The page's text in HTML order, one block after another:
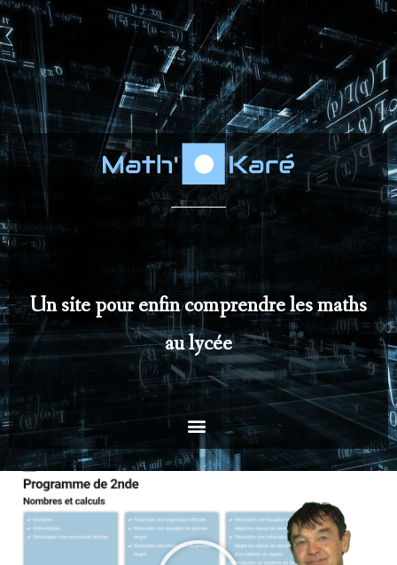
Un site pour enfin comprendre les maths
au lycée